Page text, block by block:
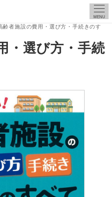
MENU
齢者施設の費用・選び方・手続きのす
・選び方・手続